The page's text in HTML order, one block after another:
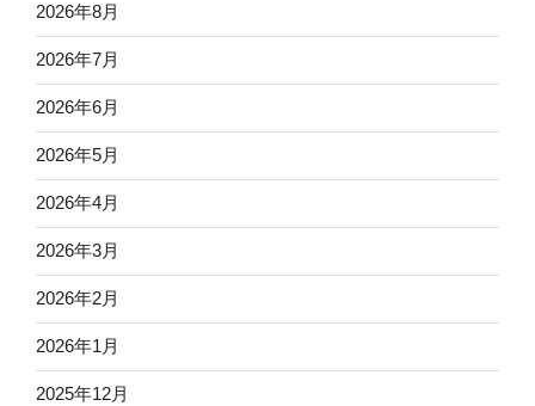
2026年8月
2026年7月
2026年6月
2026年5月
2026年4月
2026年3月
2026年2月
2026年1月
2025年12月